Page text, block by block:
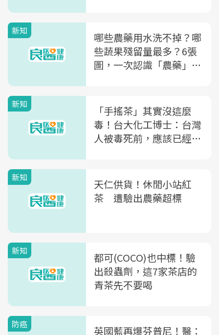
新知
哪些農藥用水洗不掉？哪
些蔬果殘留量最多？6張
圖，一次認識「農藥」正
新知
「手搖茶」其實沒這麼
毒！台大化工博士：台灣
人被毒死前，應該已經先
新知
天仁供貨！休閒小站紅
茶 遭驗出農藥超標
新知
都可(COCO)也中標！驗
出殺蟲劑，這7家茶店的
青茶先不要喝
防癌
英國藍再爆芬普尼！醫：